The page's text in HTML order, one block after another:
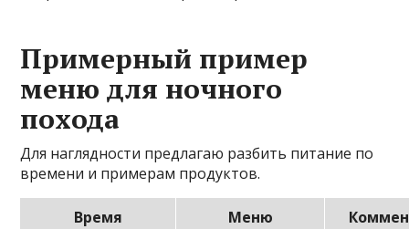
Примерный пример
меню для ночного
похода
Для наглядности предлагаю разбить питание по
времени и примерам продуктов.
Время Меню